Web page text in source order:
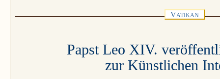
VATIKAN
Papst Leo XIV.
zur Künstlichen